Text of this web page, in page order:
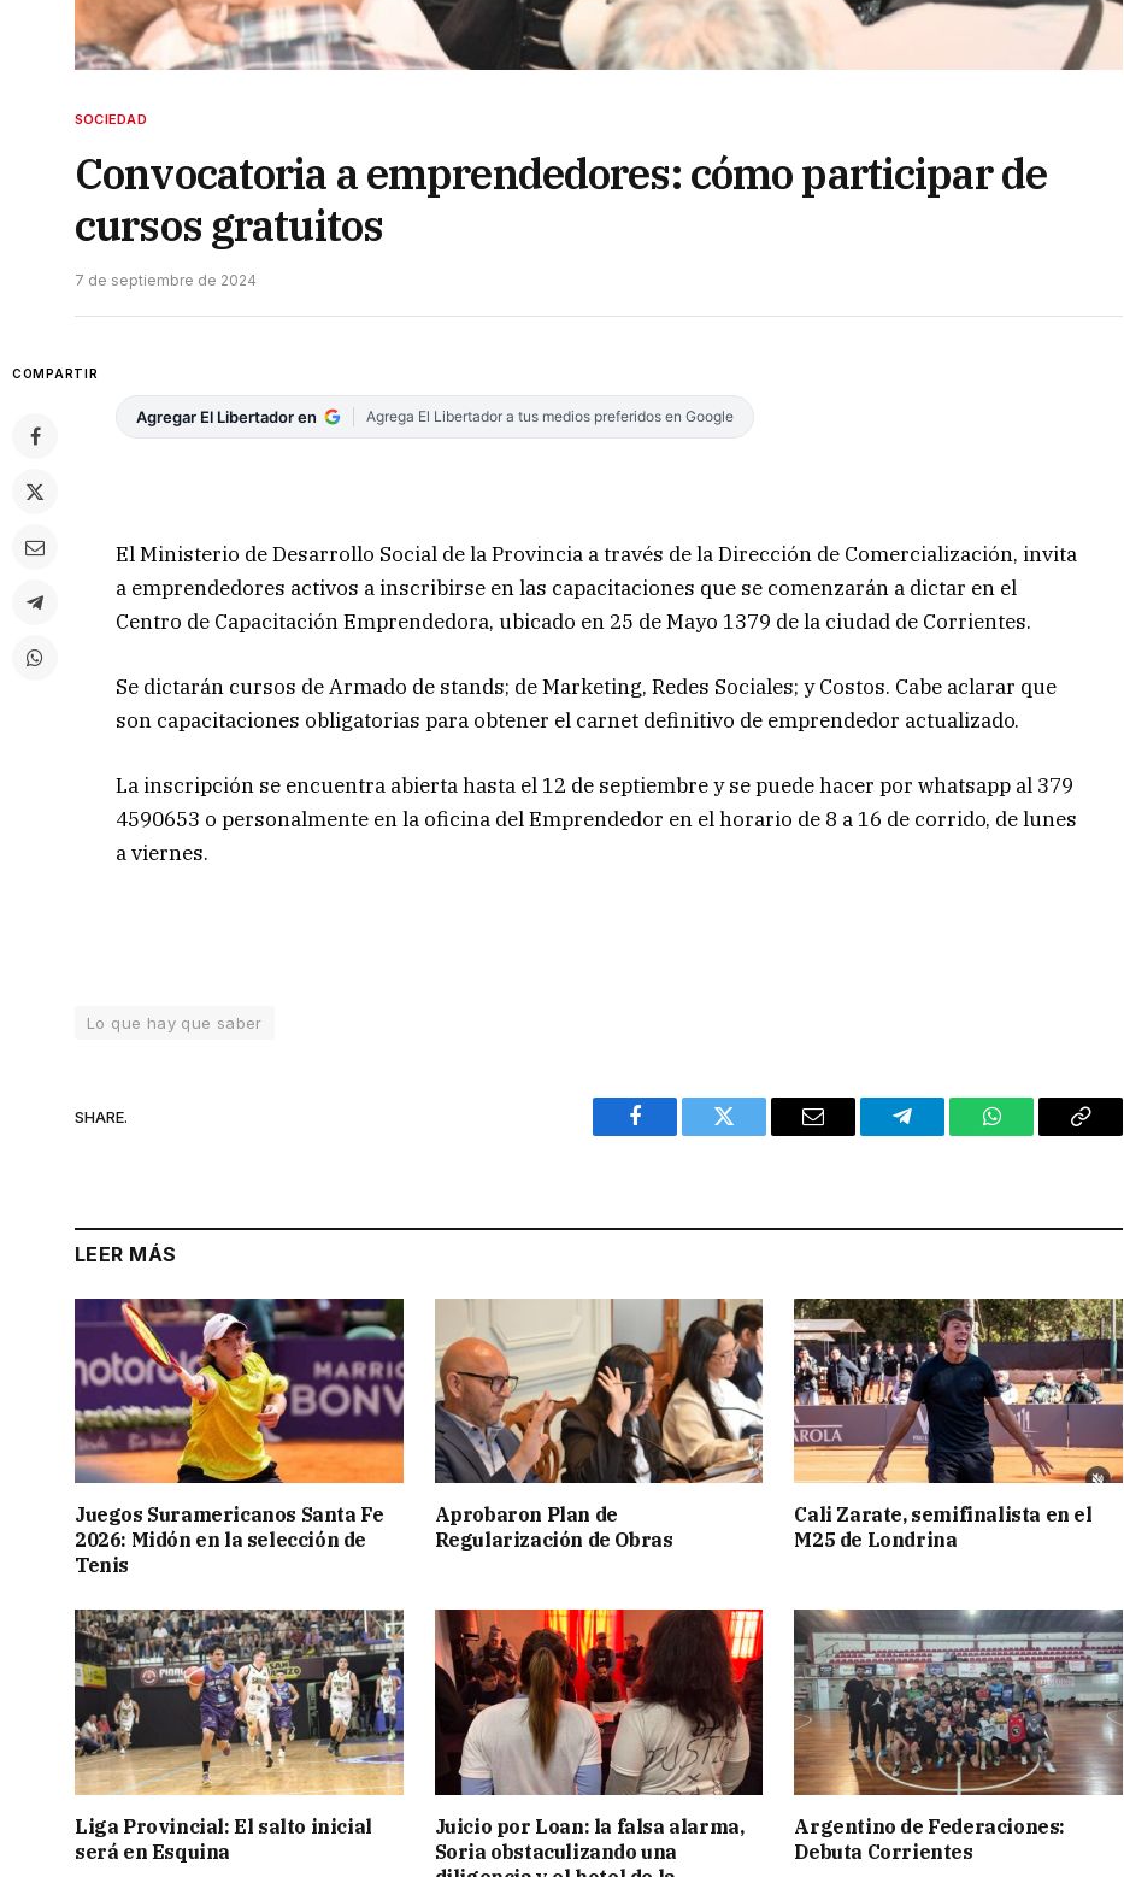
SOCIEDAD
Convocatoria a emprendedores: cómo participar de
cursos gratuitos
7 de septiembre de 2024
COMPARTIR
Agregar El Libertador en Agrega El Libertador a tus medios preferidos en Google
El Ministerio de Desarrollo Social de la Provincia a través de la Dirección de Comercialización, invita
a emprendedores activos a inscribirse en las capacitaciones que se comenzarán a dictar en el
Centro de Capacitación Emprendedora, ubicado en 25 de Mayo 1379 de la ciudad de Corrientes.
Se dictarán cursos de Armado de stands; de Marketing, Redes Sociales; y Costos. Cabe aclarar que
son capacitaciones obligatorias para obtener el carnet definitivo de emprendedor actualizado.
La inscripción se encuentra abierta hasta el 12 de septiembre y se puede hacer por whatsapp al 379
4590653 o personalmente en la oficina del Emprendedor en el horario de 8 a 16 de corrido, de lunes
a viernes.
Lo que hay que saber
SHARE.
Facebook Twitter Email Telegram WhatsAppCopy
LEER MÁS
Juegos Suramericanos Santa Fe
2026: Midón en la selección de
Tenis
Aprobaron Plan de
Regularización de Obras
Cali Zarate, semifinalista en el
M25 de Londrina
Liga Provincial: El salto inicial
será en Esquina
Juicio por Loan: la falsa alarma,
Soria obstaculizando una
Argentino de Federaciones:
Debuta Corrientes